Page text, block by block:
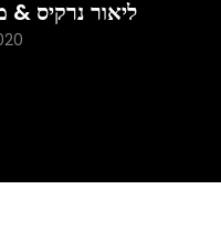
ליאור נרקיס &